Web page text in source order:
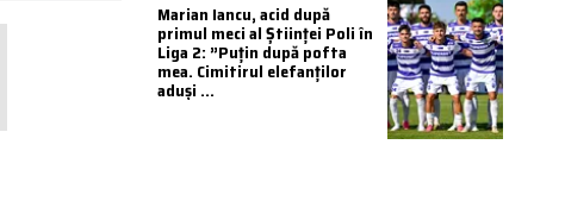
Marian Iancu, acid după
primul meci al Științei Poli în
Liga 2: ”Puțin după pofta
mea. Cimitirul elefanților
aduși ...